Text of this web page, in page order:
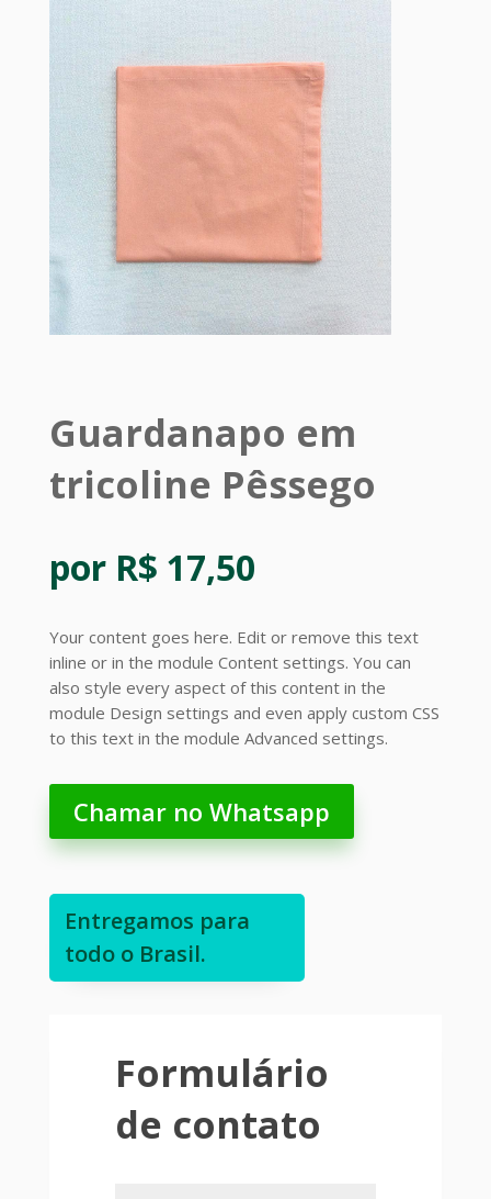
Guardanapo em
tricoline Pêssego
por R$ 17,50
Your content goes here. Edit or remove this text
inline or in the module Content settings. You can
also style every aspect of this content in the
module Design settings and even apply custom CSS
to this text in the module Advanced settings.
Chamar no Whatsapp
Entregamos para
todo o Brasil.
Formulário
de contato